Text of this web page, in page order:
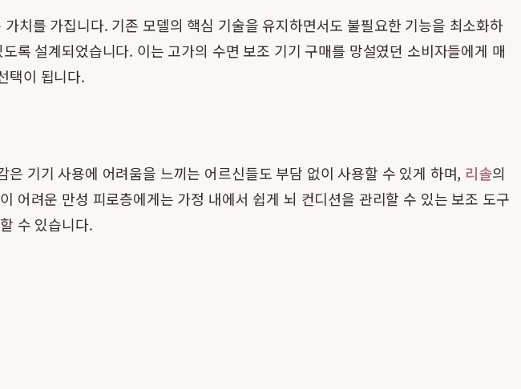
치를 가집니다. 기존 모델의 핵심 기술을 유지하면서도 불필요한 기능을 최소화하
록 설계되었습니다. 이는 고가의 수면 보조 기기 구매를 망설였던 소비자들에게 매
택이 됩니다.
기기 사용에 어려움을 느끼는 어르신들도 부담 없이 사용할 수 있게 하며, 리솔의
어려운 만성 피로층에게는 가정 내에서 쉽게 뇌 컨디션을 관리할 수 있는 보조 도구
수 있습니다.